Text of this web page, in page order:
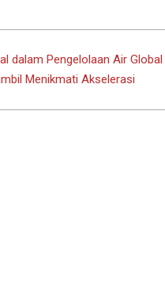
dalam Pengelolaan Air Global
Menikmati Akselerasi